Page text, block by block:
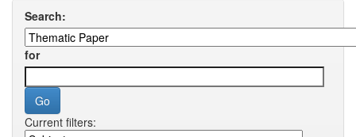
Search:
for
Current filters: